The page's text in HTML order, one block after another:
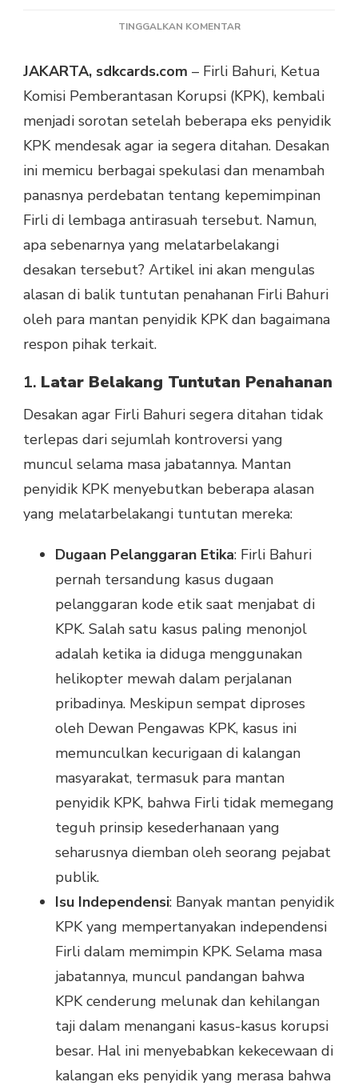
TINGGALKAN KOMENTARPADA
KPK
DESAK
FIRLI
BAHURI,
APA?
JAKARTA, sdkcards.com – Firli Bahuri, Ketua
Komisi Pemberantasan Korupsi (KPK), kembali
menjadi sorotan setelah beberapa eks penyidik
KPK mendesak agar ia segera ditahan. Desakan
ini memicu berbagai spekulasi dan menambah
panasnya perdebatan tentang kepemimpinan
Firli di lembaga antirasuah tersebut. Namun,
apa sebenarnya yang melatarbelakangi
desakan tersebut? Artikel ini akan mengulas
alasan di balik tuntutan penahanan Firli Bahuri
oleh para mantan penyidik KPK dan bagaimana
respon pihak terkait.
1. Latar Belakang Tuntutan Penahanan
Desakan agar Firli Bahuri segera ditahan tidak
terlepas dari sejumlah kontroversi yang
muncul selama masa jabatannya. Mantan
penyidik KPK menyebutkan beberapa alasan
yang melatarbelakangi tuntutan mereka:
Dugaan Pelanggaran Etika: Firli Bahuri
pernah tersandung kasus dugaan
pelanggaran kode etik saat menjabat di
KPK. Salah satu kasus paling menonjol
adalah ketika ia diduga menggunakan
helikopter mewah dalam perjalanan
pribadinya. Meskipun sempat diproses
oleh Dewan Pengawas KPK, kasus ini
memunculkan kecurigaan di kalangan
masyarakat, termasuk para mantan
penyidik KPK, bahwa Firli tidak memegang
teguh prinsip kesederhanaan yang
seharusnya diemban oleh seorang pejabat
publik.
Isu Independensi: Banyak mantan penyidik
KPK yang mempertanyakan independensi
Firli dalam memimpin KPK. Selama masa
jabatannya, muncul pandangan bahwa
KPK cenderung melunak dan kehilangan
taji dalam menangani kasus-kasus korupsi
besar. Hal ini menyebabkan kekecewaan di
kalangan eks penyidik yang merasa bahwa